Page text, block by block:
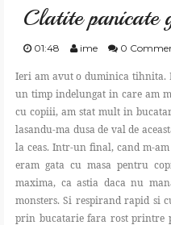
TRAIESTE
APRECIAZA
CONTACT
Clatite panicate
01:48 ime 0
Ieri am avut o duminica tihnita.
un timp indelungat in care am
cu copiii, am stat mult in
lasandu-ma dusa de val de
la ceas. Intr-un final, cand m-
eram gata cu masa pentru
maxima, ca astia daca nu
monsters. Si respirand rapid si
prin bucatarie fara rost printre